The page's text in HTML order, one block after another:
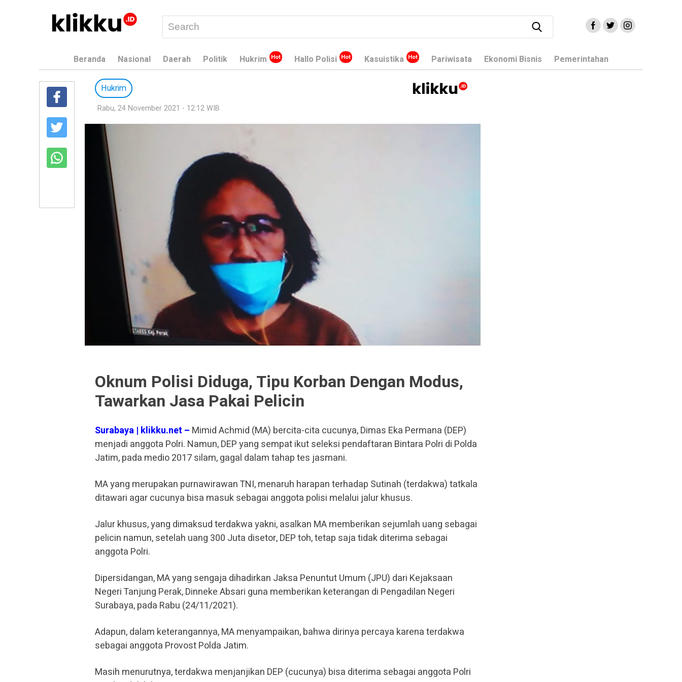
Beranda Nasional Daerah Politik Hukrim Hallo Polisi Kasuistika Pariwisata Ekonomi Bisnis Pemerintahan
Hukrim
Rabu, 24 November 2021 - 12:12 WIB
Oknum Polisi Diduga, Tipu Korban Dengan Modus,
Tawarkan Jasa Pakai Pelicin
Surabaya | klikku.net – Mimid Achmid (MA) bercita-cita cucunya, Dimas Eka Permana (DEP)
menjadi anggota Polri. Namun, DEP yang sempat ikut seleksi pendaftaran Bintara Polri di Polda
Jatim, pada medio 2017 silam, gagal dalam tahap tes jasmani.
MA yang merupakan purnawirawan TNI, menaruh harapan terhadap Sutinah (terdakwa) tatkala
ditawari agar cucunya bisa masuk sebagai anggota polisi melalui jalur khusus.
Jalur khusus, yang dimaksud terdakwa yakni, asalkan MA memberikan sejumlah uang sebagai
pelicin namun, setelah uang 300 Juta disetor, DEP toh, tetap saja tidak diterima sebagai
anggota Polri.
Dipersidangan, MA yang sengaja dihadirkan Jaksa Penuntut Umum (JPU) dari Kejaksaan
Negeri Tanjung Perak, Dinneke Absari guna memberikan keterangan di Pengadilan Negeri
Surabaya, pada Rabu (24/11/2021).
Adapun, dalam keterangannya, MA menyampaikan, bahwa dirinya percaya karena terdakwa
sebagai anggota Provost Polda Jatim.
Masih menurutnya, terdakwa menjanjikan DEP (cucunya) bisa diterima sebagai anggota Polri